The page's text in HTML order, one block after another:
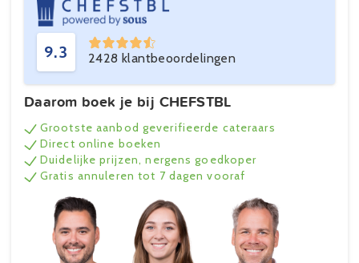
9.3 2428 klantbeoordelingen
Daarom boek je bij CHEFSTBL
Grootste aanbod geverifieerde cateraars
Direct online boeken
Duidelijke prijzen, nergens goedkoper
Gratis annuleren tot 7 dagen vooraf